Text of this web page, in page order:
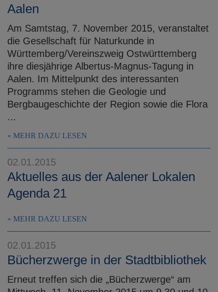
Aalen
Am Samtstag, 7. November 2015, veranstaltet
die Gesellschaft für Naturkunde in
Württemberg/Vereinszweig Ostwürttemberg
ihre diesjährige Albertus-Magnus-Tagung in
Aalen. Im Mittelpunkt des interessanten
Programms stehen die Geologie und
Bergbaugeschichte der Region sowie die Flora
...
MEHR DAZU LESEN
02.01.2015
Aktuelles aus der Aalener Lokalen
Agenda 21
MEHR DAZU LESEN
02.01.2015
Bücherzwerge in der Stadtbibliothek
Erneut treffen sich die „Bücherzwerge“ am